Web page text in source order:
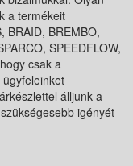
a termékeit
BRAID, BREMBO,
SPEEDFLOW,
csak a
álljunk a
igényét